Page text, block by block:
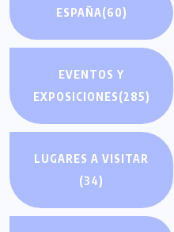
ESPAÑA(60)
EVENTOS Y
EXPOSICIONES(285)
LUGARES A VISITAR
(34)